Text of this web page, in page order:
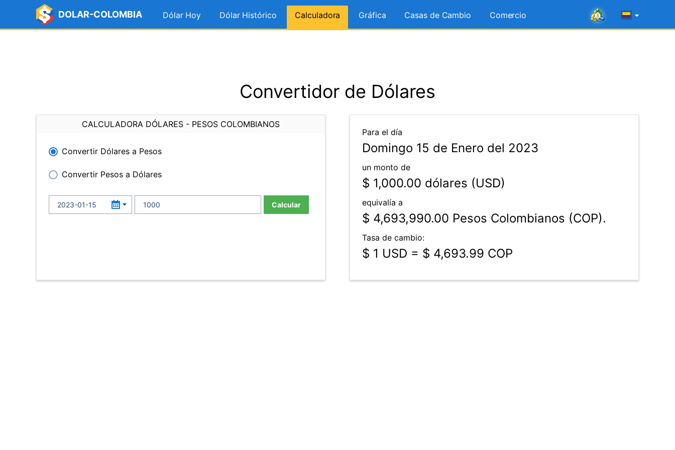
DOLAR-COLOMBIA Dólar Hoy Dólar Histórico Calculadora Gráfica Casas de Cambio Comercio
Convertidor de Dólares
CALCULADORA DÓLARES - PESOS COLOMBIANOS
Convertir Dólares a Pesos
Convertir Pesos a Dólares
Calcular
Para el día
Domingo 15 de Enero del 2023
un monto de
$ 1,000.00 dólares (USD)
equivalía a
$ 4,693,990.00 Pesos Colombianos (COP).
Tasa de cambio:
$ 1 USD = $ 4,693.99 COP